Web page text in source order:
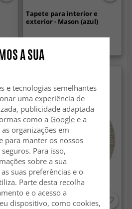
Tapete para interior e
exterior - Mason (azul)
A SUA
e tecnologias semelhantes
uma experiência de
publicidade adaptada
como a Googlee a
organizações em
para manter os nossos
Para isso,
sobre a sua
suas preferências e o
Parte desta recolha
e o acesso a
dispositivo, como cookies,